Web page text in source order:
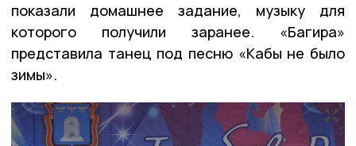
показали домашнее задание, музыку для
которого получили заранее. «Багира»
представила танец под песню «Кабы не было
зимы».